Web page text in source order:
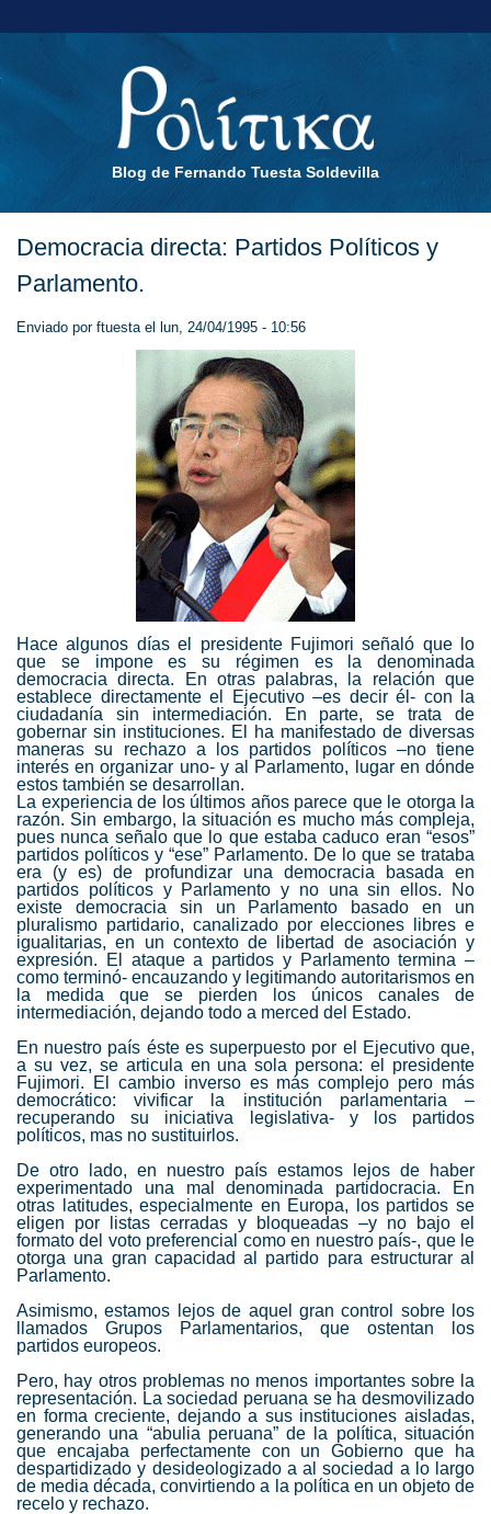
Blog de Fernando Tuesta Soldevilla
Democracia directa: Partidos Políticos y
Parlamento.
Enviado por ftuestael lun, 24/04/1995 - 10:56
Hace algunos días el presidente Fujimori señaló que lo
que se impone es su régimen es la denominada
democracia directa. En otras palabras, la relación que
establece directamente el Ejecutivo –es decir él- con la
ciudadanía sin intermediación. En parte, se trata de
gobernar sin instituciones. El ha manifestado de diversas
maneras su rechazo a los partidos políticos –no tiene
interés en organizar uno- y al Parlamento, lugar en dónde
estos también se desarrollan.
La experiencia de los últimos años parece que le otorga la
razón. Sin embargo, la situación es mucho más compleja,
pues nunca señalo que lo que estaba caduco eran “esos”
partidos políticos y “ese” Parlamento. De lo que se trataba
era (y es) de profundizar una democracia basada en
partidos políticos y Parlamento y no una sin ellos. No
existe democracia sin un Parlamento basado en un
pluralismo partidario, canalizado por elecciones libres e
igualitarias, en un contexto de libertad de asociación y
expresión. El ataque a partidos y Parlamento termina –
como terminó- encauzando y legitimando autoritarismos en
la medida que se pierden los únicos canales de
intermediación, dejando todo a merced del Estado.
En nuestro país éste es superpuesto por el Ejecutivo que,
a su vez, se articula en una sola persona: el presidente
Fujimori. El cambio inverso es más complejo pero más
democrático: vivificar la institución parlamentaria –
recuperando su iniciativa legislativa- y los partidos
políticos, mas no sustituirlos.
De otro lado, en nuestro país estamos lejos de haber
experimentado una mal denominada partidocracia. En
otras latitudes, especialmente en Europa, los partidos se
eligen por listas cerradas y bloqueadas –y no bajo el
formato del voto preferencial como en nuestro país-, que le
otorga una gran capacidad al partido para estructurar al
Parlamento.
Asimismo, estamos lejos de aquel gran control sobre los
llamados Grupos Parlamentarios, que ostentan los
partidos europeos.
Pero, hay otros problemas no menos importantes sobre la
representación. La sociedad peruana se ha desmovilizado
en forma creciente, dejando a sus instituciones aisladas,
generando una “abulia peruana” de la política, situación
que encajaba perfectamente con un Gobierno que ha
despartidizado y desideologizado a al sociedad a lo largo
de media década, convirtiendo a la política en un objeto de
recelo y rechazo.